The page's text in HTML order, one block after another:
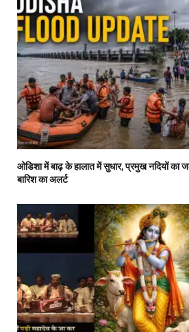
ओडिशा में बाढ़ के हालात में सुधार, प्रमुख नदियों का
बारिश का अलर्ट